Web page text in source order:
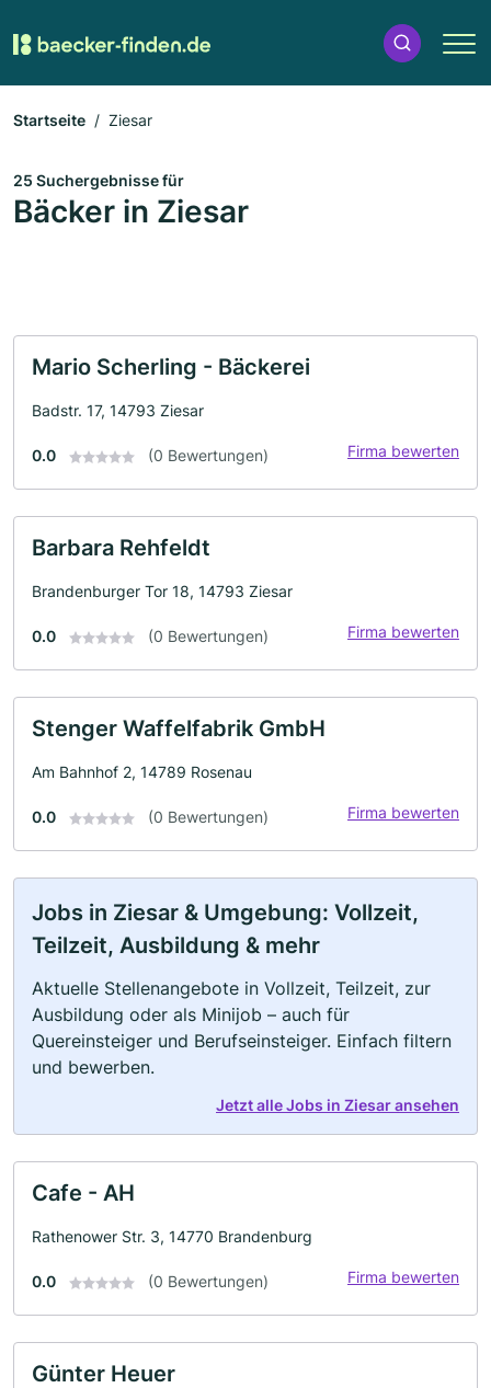
Startseite Ziesar
25 Suchergebnisse für
Bäcker in Ziesar
Mario Scherling - Bäckerei
Badstr. 17, 14793 Ziesar
0.0 (0 Bewertungen) Firma bewerten
Barbara Rehfeldt
Brandenburger Tor 18, 14793 Ziesar
0.0 (0 Bewertungen) Firma bewerten
Stenger Waffelfabrik GmbH
Am Bahnhof 2, 14789 Rosenau
0.0 (0 Bewertungen) Firma bewerten
Jobs in Ziesar & Umgebung: Vollzeit,
Teilzeit, Ausbildung & mehr
Aktuelle Stellenangebote in Vollzeit, Teilzeit, zur
Ausbildung oder als Minijob – auch für
Quereinsteiger und Berufseinsteiger. Einfach filtern
und bewerben.
Jetzt alle Jobs in Ziesar ansehen
Cafe - AH
Rathenower Str. 3, 14770 Brandenburg
0.0 (0 Bewertungen) Firma bewerten
Günter Heuer